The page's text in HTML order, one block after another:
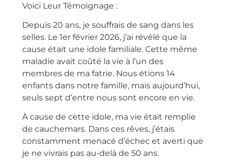
Voici Leur Témoignage :
Depuis 20 ans, je souffrais de sang dans les
selles. Le 1er février 2026, j’ai révélé que la
cause était une idole familiale. Cette même
maladie avait coûté la vie à l’un des
membres de ma fatrie. Nous étions 14
enfants dans notre famille, mais aujourd’hui,
seuls sept d’entre nous sont encore en vie.
À cause de cette idole, ma vie était remplie
de cauchemars. Dans ces rêves, j’étais
constamment menacé d’échec et averti que
je ne vivrais pas au-delà de 50 ans.